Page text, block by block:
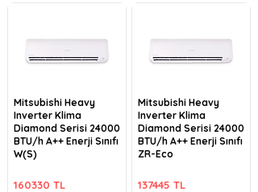
Mitsubishi Heavy
Inverter Klima
Diamond Serisi 24000
BTU/h A++ Enerji Sınıfı
W(S)
160330 TL
Mitsubishi Heavy
Inverter Klima
Diamond Serisi 24000
BTU/h A++ Enerji Sınıfı
ZR-Eco
137445 TL